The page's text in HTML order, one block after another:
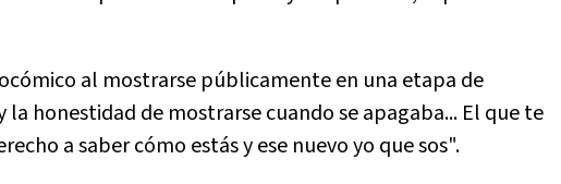
al mostrarse públicamente en una etapa de
honestidad de mostrarse cuando se apagaba... El que te
a saber cómo estás y ese nuevo yo que sos".